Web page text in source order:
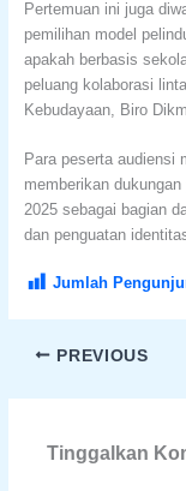
Pertemuan ini juga
pemilihan model
apakah berbasis
peluang kolaborasi
Kebudayaan, Biro
Para peserta audiensi
memberikan
2025 sebagai bagian
dan penguatan
Jumlah
PREVIOUS
Tinggalkan